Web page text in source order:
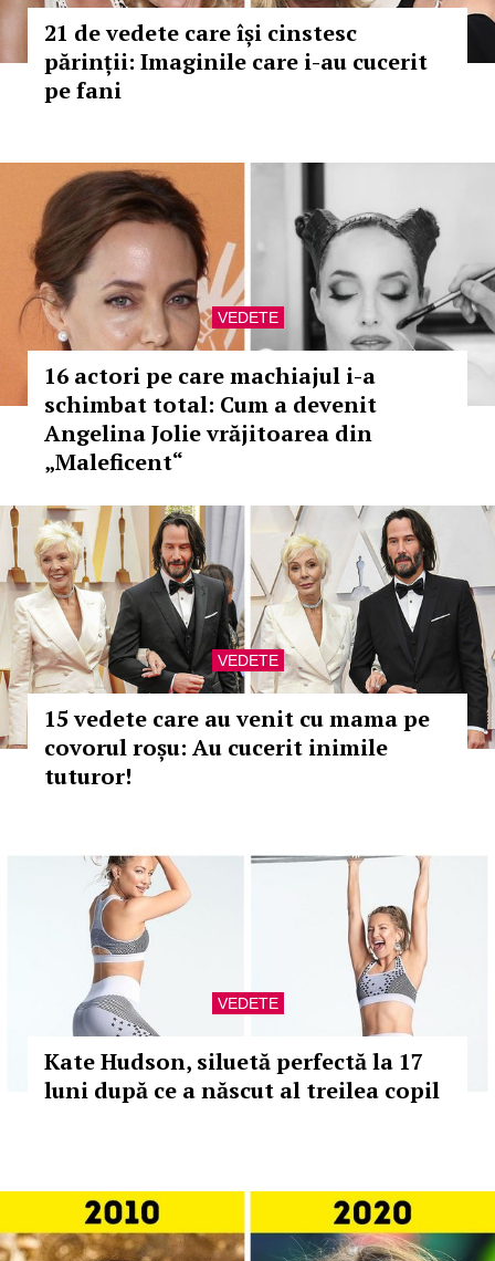
21 de vedete care își cinstesc
părinții: Imaginile care i-au cucerit
pe fani
VEDETE
16 actori pe care machiajul i-a
schimbat total: Cum a devenit
Angelina Jolie vrăjitoarea din
„Maleficent“
VEDETE
15 vedete care au venit cu mama pe
covorul roșu: Au cucerit inimile
tuturor!
VEDETE
Kate Hudson, siluetă perfectă la 17
luni după ce a născut al treilea copil